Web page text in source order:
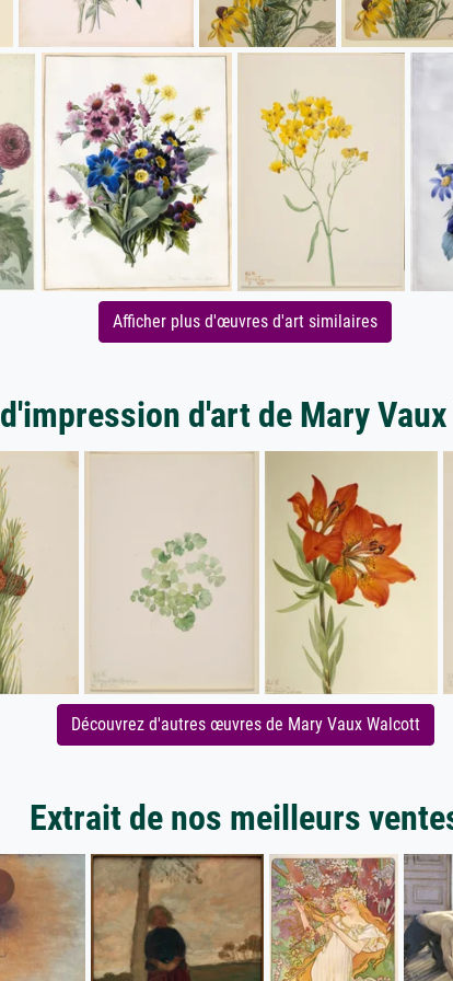
Afficher plus d'œuvres d'art similaires
d'art de Mary
Découvrez d'autres œuvres de Mary Vaux Walcott
Extrait de nos meilleurs